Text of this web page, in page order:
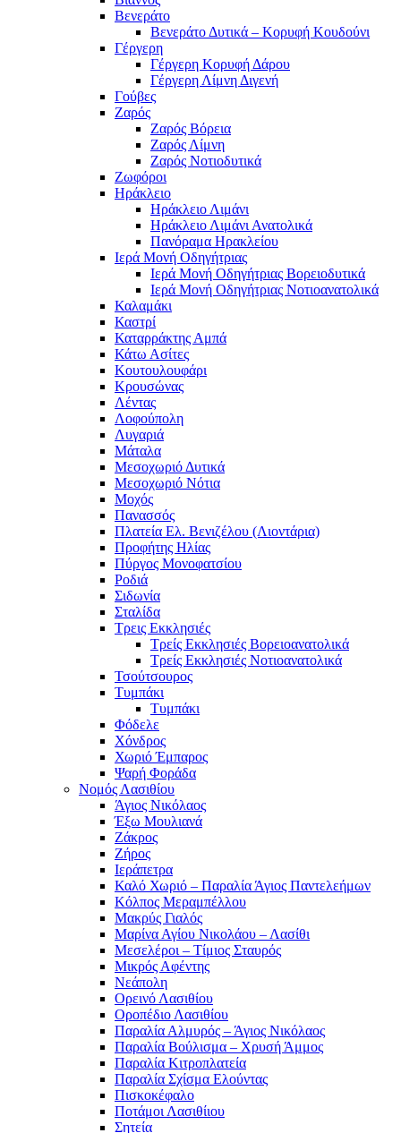
Βενεράτο
Βενεράτο Δυτικά – Κορυφή Κουδούνι
Γέργερη
Γέργερη Κορυφή Δάρου
Γέργερη Λίμνη Διγενή
Γούβες
Ζαρός
Ζαρός Βόρεια
Ζαρός Λίμνη
Ζαρός Νοτιοδυτικά
Ζωφόροι
Ηράκλειο
Ηράκλειο Λιμάνι
Ηράκλειο Λιμάνι Ανατολικά
Πανόραμα Ηρακλείου
Ιερά Μονή Οδηγήτριας
Ιερά Μονή Οδηγήτριας Βορειοδυτικά
Ιερά Μονή Οδηγήτριας Νοτιοανατολικά
Καλαμάκι
Καστρί
Καταρράκτης Αμπά
Κάτω Ασίτες
Κουτουλουφάρι
Κρουσώνας
Λέντας
Λοφούπολη
Λυγαριά
Μάταλα
Μεσοχωριό Δυτικά
Μεσοχωριό Νότια
Μοχός
Πανασσός
Πλατεία Ελ. Βενιζέλου (Λιοντάρια)
Προφήτης Ηλίας
Πύργος Μονοφατσίου
Ροδιά
Σιδωνία
Σταλίδα
Τρεις Εκκλησιές
Τρείς Εκκλησιές Βορειοανατολικά
Τρείς Εκκλησιές Νοτιοανατολικά
Τσούτσουρος
Τυμπάκι
Τυμπάκι
Φόδελε
Χόνδρος
Χωριό Έμπαρος
Ψαρή Φοράδα
Νομός Λασιθίου
Άγιος Νικόλαος
Έξω Μουλιανά
Ζάκρος
Ζήρος
Ιεράπετρα
Καλό Χωριό – Παραλία Άγιος Παντελεήμων
Κόλπος Μεραμπέλλου
Μακρύς Γιαλός
Μαρίνα Αγίου Νικολάου – Λασίθι
Μεσελέροι – Τίμιος Σταυρός
Μικρός Αφέντης
Νεάπολη
Ορεινό Λασιθίου
Οροπέδιο Λασιθίου
Παραλία Αλμυρός – Άγιος Νικόλαος
Παραλία Βούλισμα – Χρυσή Άμμος
Παραλία Κιτροπλατεία
Παραλία Σχίσμα Ελούντας
Πισκοκέφαλο
Ποτάμοι Λασιθίιου
Σητεία